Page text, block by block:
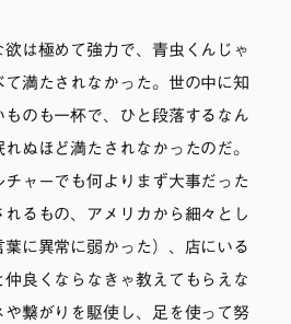
は極めて強力で、青虫くんじゃ
満たされなかった。世の中に知
ものも一杯で、ひと段落するなん
ぬほど満たされなかったのだ。
ャーでも何よりまず大事だった
るもの、アメリカから細々とし
に異常に弱かった）、店にいる
良くならなきゃ教えてもらえな
繋がりを駆使し、足を使って努